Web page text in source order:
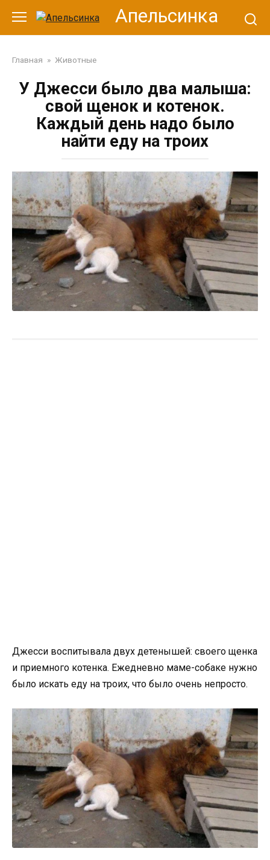
контенту
Апельсинка
Главная » Животные
У Джесси было два малыша:
свой щенок и котенок.
Каждый день надо было
найти еду на троих
Джесси воспитывала двух детенышей: своего щенка
и приемного котенка. Ежедневно маме-собаке нужно
было искать еду на троих, что было очень непросто.